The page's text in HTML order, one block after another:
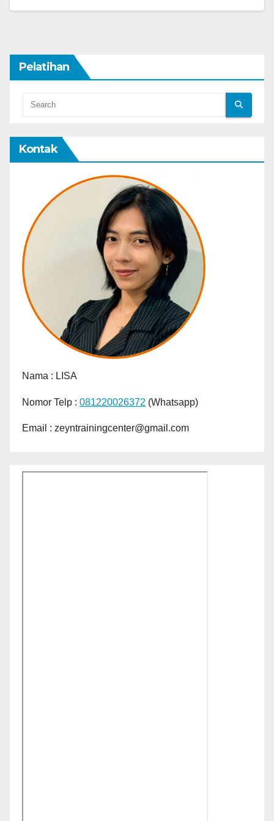
Pelatihan
Kontak
Nama : LISA
Nomor Telp : 081220026372 (Whatsapp)
Email : zeyntrainingcenter@gmail.com